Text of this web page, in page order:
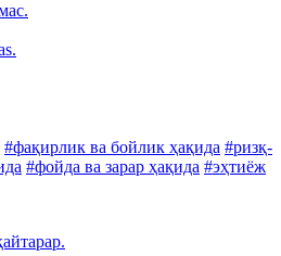
#фақирлик ва бойлик ҳақида #ризқ-
#фойда ва зарар ҳақида #эҳтиёж